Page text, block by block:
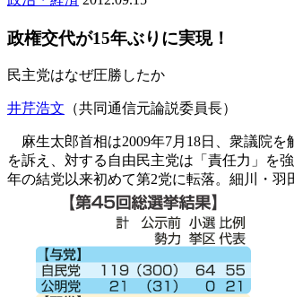
政権交代が15年ぶりに実現！
民主党はなぜ圧勝したか
井芹浩文 （共同通信元論説委員長）
麻生太郎首相は2009年7月18日、衆議院を
を訴え、対する自由民主党は「責任力」を
年の結党以来初めて第2党に転落。細川・